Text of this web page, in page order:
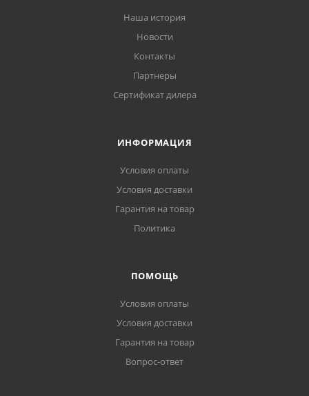
Наша история
Новости
Контакты
Партнеры
Сертификат дилера
ИНФОРМАЦИЯ
Условия оплаты
Условия доставки
Гарантия на товар
Политика
ПОМОЩЬ
Условия оплаты
Условия доставки
Гарантия на товар
Вопрос-ответ